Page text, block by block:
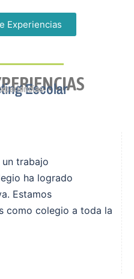
Experiencias
Escolar
trabajo
ha logrado
Estamos
como colegio a toda la